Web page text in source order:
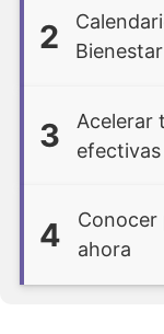
2
Bienestar
3
Acelerar
efectivas
4
Conocer
ahora